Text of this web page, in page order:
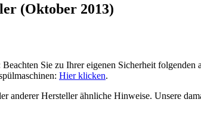
(Oktober 2013)
Beachten Sie zu Ihrer eigenen Sicherheit
Hier klicken.
anderer Hersteller ähnliche Hinweise. Unsere